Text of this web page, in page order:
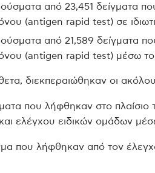
από 23,451 δείγματα
(antigen rapid test) σε
από 21,589 δείγματα
(antigen rapid test) μέσω
διεκπεραιώθηκαν οι
που λήφθηκαν στο
και ελέγχου ειδικών ομάδων
που λήφθηκαν από τον